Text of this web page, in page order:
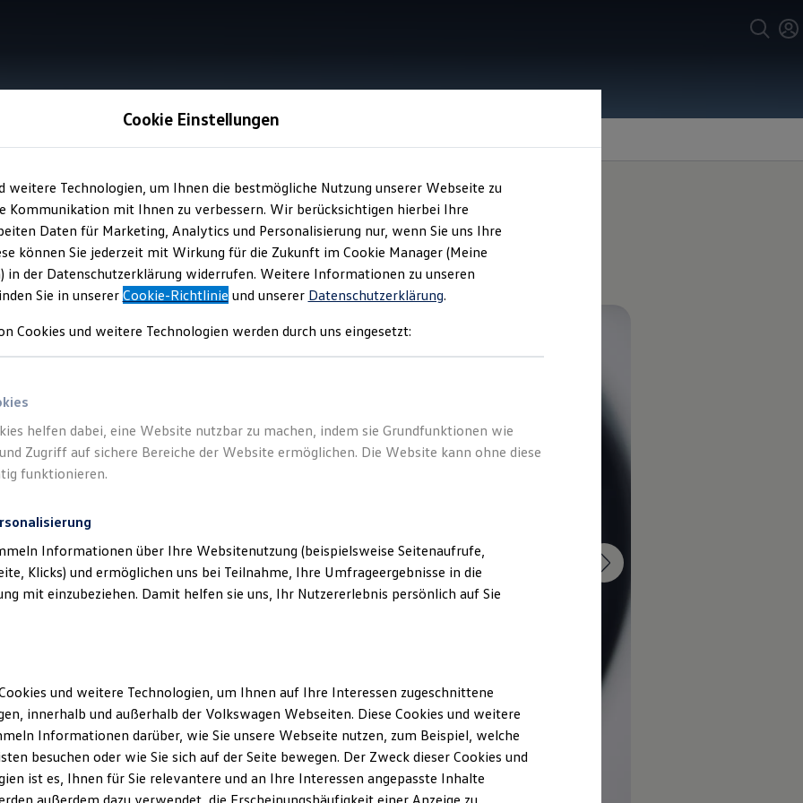
stilvolle Innenausstattung
Cookie Einstellungen
weitere Technologien, um Ihnen die bestmögliche Nutzung unserer Webseite zu
Kommunikation mit Ihnen zu verbessern. Wir berücksichtigen hierbei Ihre
Daten für Marketing, Analytics und Personalisierung nur, wenn Sie uns Ihre
können Sie jederzeit mit Wirkung für die Zukunft im Cookie Manager (Meine
in der Datenschutzerklärung widerrufen. Weitere Informationen zu unseren
Sie in unsererCookie-Richtlinie und unserer Datenschutzerklärung.
Cookies und weitere Technologien werden durch uns eingesetzt:
helfen dabei, eine Website nutzbar zu machen, indem sie Grundfunktionen wie
Zugriff auf sichere Bereiche der Website ermöglichen. Die Website kann ohne diese
funktionieren.
Informationen über Ihre Websitenutzung (beispielsweise Seitenaufrufe,
Klicks) und ermöglichen uns bei Teilnahme, Ihre Umfrageergebnisse in die
mit einzubeziehen. Damit helfen sie uns, Ihr Nutzererlebnis persönlich auf Sie
und weitere Technologien, um Ihnen auf Ihre Interessen zugeschnittene
innerhalb und außerhalb der Volkswagen Webseiten. Diese Cookies und weitere
Informationen darüber, wie Sie unsere Webseite nutzen, zum Beispiel, welche
besuchen oder wie Sie sich auf der Seite bewegen. Der Zweck dieser Cookies und
ist es, Ihnen für Sie relevantere und an Ihre Interessen angepasste Inhalte
außerdem dazu verwendet, die Erscheinungshäufigkeit einer Anzeige zu